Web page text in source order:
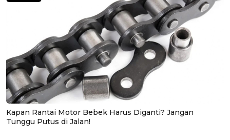
Kapan Rantai Motor Bebek Harus Diganti? Jangan
Tunggu Putus di Jalan!